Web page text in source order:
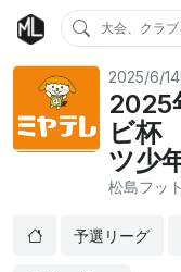
大会、クラ
2025/6/
ビ杯
ツ少
松島フッ
予選リーグ